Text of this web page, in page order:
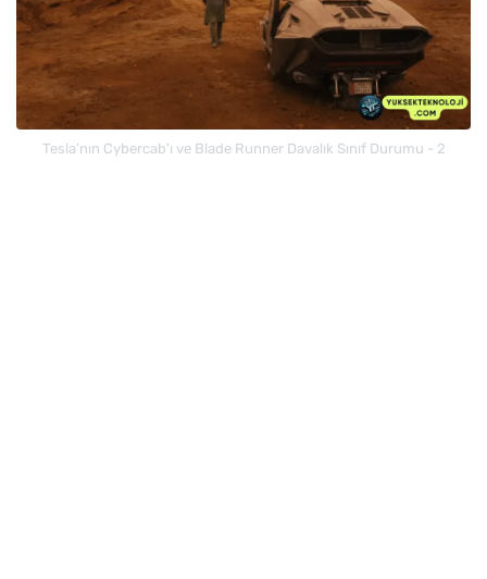
Tesla’nın Cybercab'ı ve Blade Runner Davalık Sınıf Durumu - 2